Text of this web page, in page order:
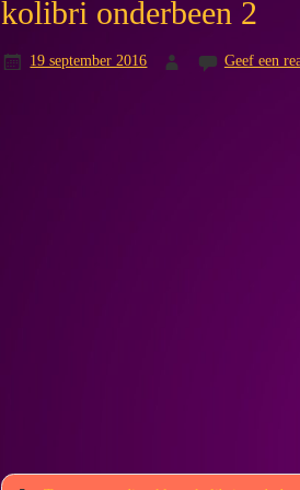
kolibri onderbeen 2
19 september 2016 Geef een